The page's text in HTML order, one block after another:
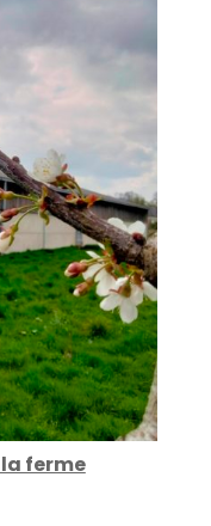
ferme